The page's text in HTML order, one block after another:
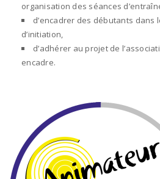
organisation des séances
d’encadrer des débutants dans
d’initiation,
d’adhérer au projet de
encadre.